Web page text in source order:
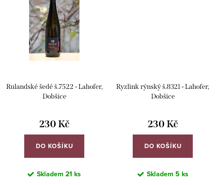
Rulandské šedé š.7522 - Lahofer,
Dobšice
230 Kč
DO KOŠÍKU
Skladem 21 ks
Ryzlink rýnský š.8321 - Lahofer,
Dobšice
230 Kč
DO KOŠÍKU
Skladem 5 ks